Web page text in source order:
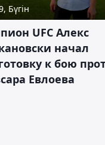
Бүгін
UFC Алекс
начал
к бою
Евлоева